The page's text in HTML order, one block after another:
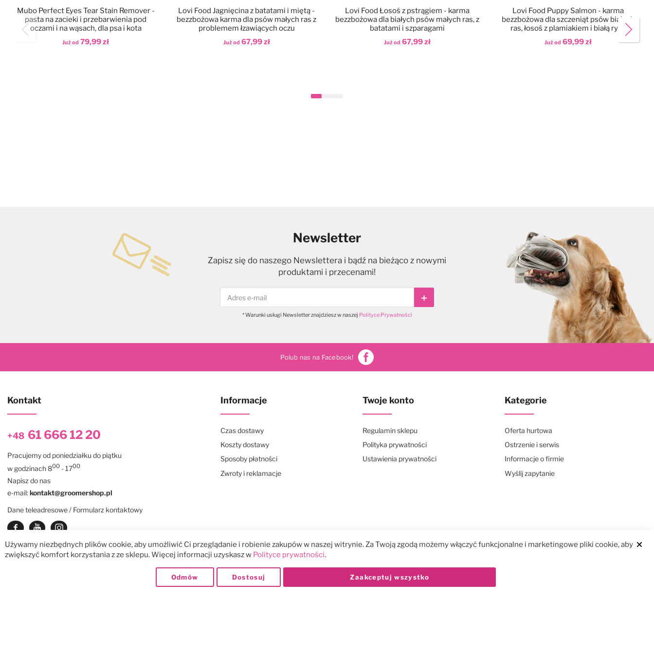
Już od 79,99 zł
Mubo Perfect Eyes Tear Stain Remover -
pasta na zacieki i przebarwienia pod
oczami i na wąsach, dla psa i kota
Już od 67,99 zł
Lovi Food Jagnięcina z batatami i miętą -
bezzbożowa karma dla psów małych ras z
problemem łzawiących oczu
Już od 67,99 zł
Lovi Food Łosoś z pstrągiem - karma
bezzbożowa dla białych psów małych ras, z
batatami i szparagami
Już od 69,99 zł
Lovi Food Puppy Salmon - karma
bezzbożowa dla szczeniąt psów białych
ras, łosoś z plamiakiem i białą rybą
Newsletter
Zapisz się do naszego Newslettera i bądź na bieżąco z nowymi
produktami i przecenami!
Subskrybuj
* Warunki usługi Newsletter znajdziesz w naszej Polityce Prywatności
Polub nas na Facebook!
Kontakt
+48 61 666 12 20
Pracujemy od poniedziałku do piątku
w godzinach 800 - 1700
Napisz do nas
e-mail:kontakt@groomershop.pl
Dane teleadresowe / Formularz kontaktowy
Zobacz nasz Facebook
Zobacz nasz kanał Youtube
See our instagram
Informacje
Czas dostawy
Koszty dostawy
Sposoby płatności
Zwroty i reklamacje
Twoje konto
Regulamin sklepu
Polityka prywatności
Ustawienia prywatności
Kategorie
Oferta hurtowa
Ostrzenie i serwis
Informacje o firmie
Wyślij zapytanie
Płatności:
Używamy niezbędnych plików cookie, aby umożliwić Ci przeglądanie i robienie zakupów w naszej witrynie. Za Twoją zgodą możemy włączyć funkcjonalne i marketingowe pliki cookie, aby
zwiększyć komfort korzystania z ze sklepu. Więcej informacji uzyskasz w Polityce prywatności.
Zaakceptuj wszystko
Dostosuj
Odmów